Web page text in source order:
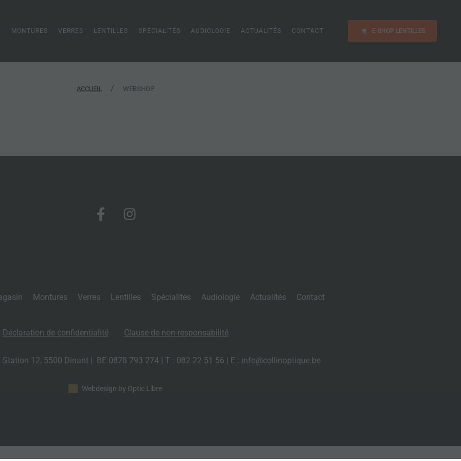
MONTURES VERRES LENTILLES SPÉCIALITÉS AUDIOLOGIE ACTUALITÉS CONTACT E-SHOP LENTILLES
ACCUEIL / WEBSHOP
Montures Verres Lentilles Spécialités Audiologie Actualités Contact
Déclaration de confidentialité Clause de non-responsabilité
Webdesign by Optic Libre
Station 12, 5500 Dinant | BE 0878 793 274 | T : 082 22 51 56 | E : info@collinoptique.be